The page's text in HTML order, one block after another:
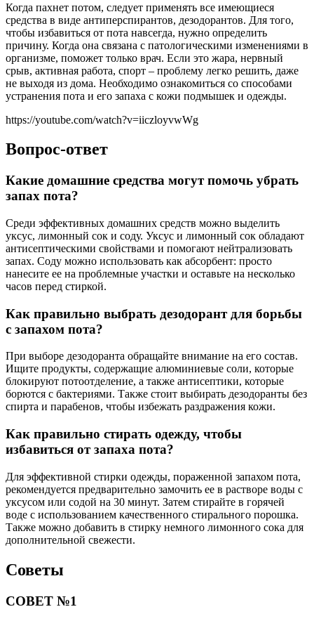
Когда пахнет потом, следует применять все имеющиеся
средства в виде антиперспирантов, дезодорантов. Для того,
чтобы избавиться от пота навсегда, нужно определить
причину. Когда она связана с патологическими изменениями в
организме, поможет только врач. Если это жара, нервный
срыв, активная работа, спорт – проблему легко решить, даже
не выходя из дома. Необходимо ознакомиться со способами
устранения пота и его запаха с кожи подмышек и одежды.
https://youtube.com/watch?v=iiczloyvwWg
Вопрос-ответ
Какие домашние средства могут помочь убрать
запах пота?
Среди эффективных домашних средств можно выделить
уксус, лимонный сок и соду. Уксус и лимонный сок обладают
антисептическими свойствами и помогают нейтрализовать
запах. Соду можно использовать как абсорбент: просто
нанесите ее на проблемные участки и оставьте на несколько
часов перед стиркой.
Как правильно выбрать дезодорант для борьбы
с запахом пота?
При выборе дезодоранта обращайте внимание на его состав.
Ищите продукты, содержащие алюминиевые соли, которые
блокируют потоотделение, а также антисептики, которые
борются с бактериями. Также стоит выбирать дезодоранты без
спирта и парабенов, чтобы избежать раздражения кожи.
Как правильно стирать одежду, чтобы
избавиться от запаха пота?
Для эффективной стирки одежды, пораженной запахом пота,
рекомендуется предварительно замочить ее в растворе воды с
уксусом или содой на 30 минут. Затем стирайте в горячей
воде с использованием качественного стирального порошка.
Также можно добавить в стирку немного лимонного сока для
дополнительной свежести.
Советы
СОВЕТ №1